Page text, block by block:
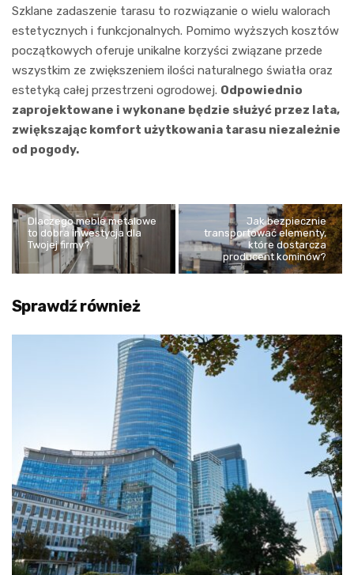
Szklane zadaszenie tarasu to rozwiązanie o wielu walorach
estetycznych i funkcjonalnych. Pomimo wyższych kosztów
początkowych oferuje unikalne korzyści związane przede
wszystkim ze zwiększeniem ilości naturalnego światła oraz
estetyką całej przestrzeni ogrodowej. Odpowiednio
zaprojektowane i wykonane będzie służyć przez lata,
zwiększając komfort użytkowania tarasu niezależnie
od pogody.
Dlaczego meble metalowe
to dobra inwestycja dla
Twojej firmy?
Jak bezpiecznie
transportować elementy,
które dostarcza
producent kominów?
Sprawdź również